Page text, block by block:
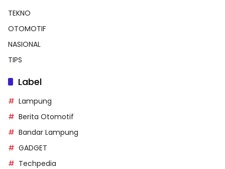
TEKNO
OTOMOTIF
NASIONAL
TIPS
Label
Lampung
Berita Otomotif
Bandar Lampung
GADGET
Techpedia